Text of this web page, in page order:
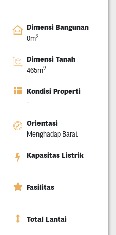
Dimensi Bangunan
0m2
Dimensi Tanah
465m2
Kondisi Properti
-
Orientasi
Menghadap Barat
Kapasitas Listrik
Fasilitas
Total Lantai